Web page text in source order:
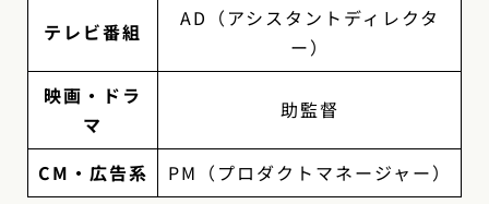
テレビ番組
AD（アシスタントディレクタ
ー）
映画・ドラ
マ
助監督
CM・広告系 PM（プロダクトマネージャー）